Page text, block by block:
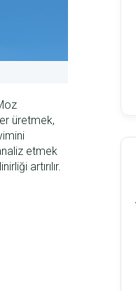
üretmek,
etmek
artırılır.